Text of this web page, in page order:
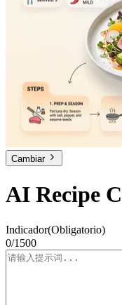
Cambiar
AI Recipe
Indicador(Obligatorio)
0/1500